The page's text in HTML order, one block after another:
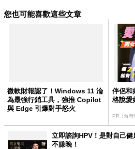
您也可能喜歡這些文章
微軟財報認了！Windows 11 淪
為最強行銷工具，強推 Copilot
與 Edge 引爆對手怒火
伴侶和
格說愛
PR（台灣
立即諮詢HPV！是對自己
不嫌晚！